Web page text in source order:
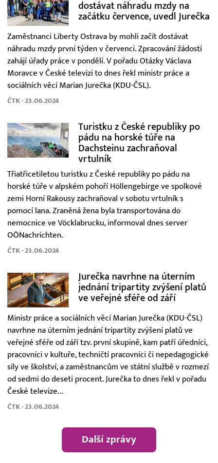
dostávat náhradu mzdy na
začátku července, uvedl Jurečka
Zaměstnanci Liberty Ostrava by mohli začít dostávat
náhradu mzdy první týden v červenci. Zpracování žádostí
zahájí úřady práce v pondělí. V pořadu Otázky Václava
Moravce v České televizi to dnes řekl ministr práce a
sociálních věcí Marian Jurečka (KDU-ČSL).
ČTK - 23.06.2024
Turistku z České republiky po
pádu na horské túře na
Dachsteinu zachraňoval
vrtulník
Třiatřicetiletou turistku z České republiky po pádu na
horské túře v alpském pohoří Höllengebirge ve spolkové
zemi Horní Rakousy zachraňoval v sobotu vrtulník s
pomocí lana. Zraněná žena byla transportována do
nemocnice ve Vöcklabrucku, informoval dnes server
OÖNachrichten.
ČTK - 23.06.2024
Jurečka navrhne na úterním
jednání tripartity zvýšení platů
ve veřejné sféře od září
Ministr práce a sociálních věcí Marian Jurečka (KDU-ČSL)
navrhne na úterním jednání tripartity zvýšení platů ve
veřejné sféře od září tzv. první skupině, kam patří úředníci,
pracovníci v kultuře, techničtí pracovníci či nepedagogické
síly ve školství, a zaměstnancům ve státní službě v rozmezí
od sedmi do deseti procent. Jurečka to dnes řekl v pořadu
České televize...
ČTK - 23.06.2024
Další zprávy